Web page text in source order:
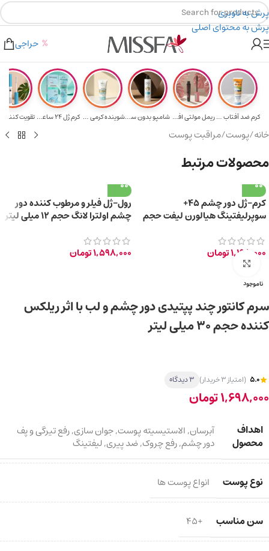
پرش به ناوبری
پرش به محتوای اصلی
۲٪ تخفیف روی سبد خرید برای روش کارت به کارت
هدیه برای خرید های بالای ۵ میلیون تومن
حراجی
کرم ضد آفتاب حا... ریمل مولتی افکت... شامپو بدون سولف... شوینده کرمی صور... کرم ژل ۲۴ ساعته... تقویت‌ کننده
خانه/پوست/مراقبت پوست
محصولات مرتبط
کرم-ژل دور چشم 45+
سوپرلیفتینگ هیالورن لیفت حجم
1,198,000تومان
رول-ژل فیلر و مرطوب کننده دور
چشم اولترا لانگ حجم 12 میلی لیتر
1,598,000تومان
ناموجود
برای بزرگ‌نمایی کلیک کنید
سرم کانتور چند پپتیدی دور چشم و لب با اثر ریلکس
کننده حجم ۳۰ میلی لیتر
5.0 (امتیاز 3 خریدار) 3 دیدگاه
1,698,000تومان
اهداف
محصول
آبرسان,الاستیسیته پوست,جوان سازی,رفع تیرگی و پف
دور چشم,رفع چروک,ضد پیری,لیفتینگ
نوع پوست انواع پوست ها
سن مناسب +45